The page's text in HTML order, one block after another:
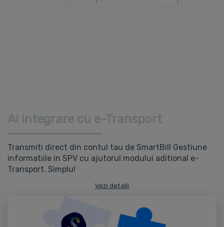
Ai integrare cu e-Transport
Transmiti direct din contul tau de SmartBill Gestiune
informatiile in SPV cu ajutorul modului aditional e-
Transport. Simplu!
Vezi detalii